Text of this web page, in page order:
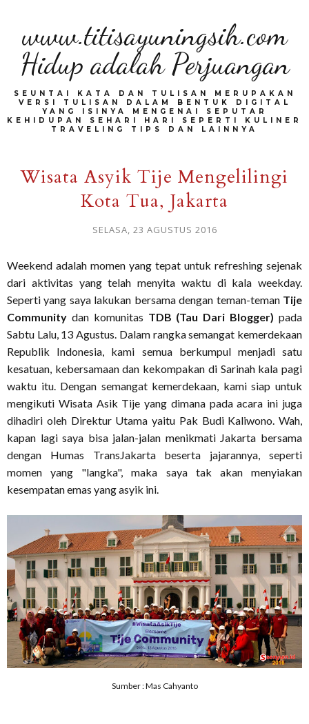
www.titisayuningsih.com
Hidup adalah Perjuangan
SEUNTAI KATA DAN TULISAN MERUPAKAN
VERSI TULISAN DALAM BENTUK DIGITAL
YANG ISINYA MENGENAI SEPUTAR
KEHIDUPAN SEHARI HARI SEPERTI KULINER
TRAVELING TIPS DAN LAINNYA
Wisata Asyik Tije Mengelilingi
Kota Tua, Jakarta
SELASA, 23 AGUSTUS 2016
Weekend adalah momen yang tepat untuk refreshing sejenak
dari aktivitas yang telah menyita waktu di kala weekday.
Seperti yang saya lakukan bersama dengan teman-teman Tije
Community dan komunitas TDB (Tau Dari Blogger) pada
Sabtu Lalu, 13 Agustus. Dalam rangka semangat kemerdekaan
Republik Indonesia, kami semua berkumpul menjadi satu
kesatuan, kebersamaan dan kekompakan di Sarinah kala pagi
waktu itu. Dengan semangat kemerdekaan, kami siap untuk
mengikuti Wisata Asik Tije yang dimana pada acara ini juga
dihadiri oleh Direktur Utama yaitu Pak Budi Kaliwono. Wah,
kapan lagi saya bisa jalan-jalan menikmati Jakarta bersama
dengan Humas TransJakarta beserta jajarannya, seperti
momen yang "langka", maka saya tak akan menyiakan
kesempatan emas yang asyik ini.
Sumber : Mas Cahyanto